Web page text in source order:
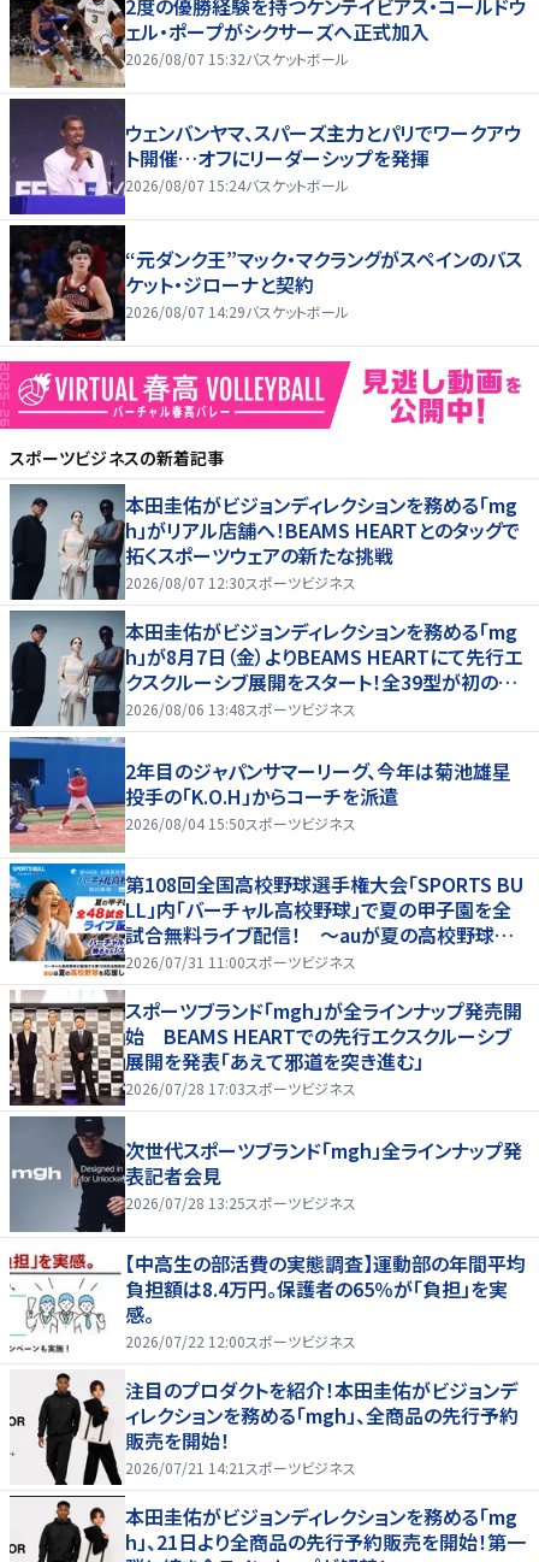
2度の優勝経験を持つケンテイビアス・コールドウ
ェル・ポープがシクサーズへ正式加入
2026/08/07 15:32バスケットボール
ウェンバンヤマ、スパーズ主力とパリでワークアウ
ト開催…オフにリーダーシップを発揮
2026/08/07 15:24バスケットボール
“元ダンク王”マック・マクラングがスペインのバス
ケット・ジローナと契約
2026/08/07 14:29バスケットボール
スポーツビジネスの新着記事
本田圭佑がビジョンディレクションを務める「mg
h」がリアル店舗へ！BEAMS HEARTとのタッグで
拓くスポーツウェアの新たな挑戦
2026/08/07 12:30スポーツビジネス
本田圭佑がビジョンディレクションを務める「mg
h」が8月7日（金）よりBEAMS HEARTにて先行エ
クスクルーシブ展開をスタート！全39型が初の実
店舗へ、新宿POP UPやトークショーも！
2026/08/06 13:48スポーツビジネス
2年目のジャパンサマーリーグ、今年は菊池雄星
投手の「K.O.H」からコーチを派遣
2026/08/04 15:50スポーツビジネス
第108回全国高校野球選手権大会「SPORTS BU
LL」内「バーチャル高校野球」で夏の甲子園を全
試合無料ライブ配信！ ～auが夏の高校野球を
応援！夏を盛り上げるライブ配信番組 「応援甲子
2026/07/31 11:00スポーツビジネス
スポーツブランド「mgh」が全ラインナップ発売開
始 BEAMS HEARTでの先行エクスクルーシブ
展開を発表「あえて邪道を突き進む」
2026/07/28 17:03スポーツビジネス
次世代スポーツブランド「mgh」全ラインナップ発
表記者会見
2026/07/28 13:25スポーツビジネス
【中高生の部活費の実態調査】運動部の年間平均
負担額は8.4万円。保護者の65％が「負担」を実
感。
2026/07/22 12:00スポーツビジネス
注目のプロダクトを紹介！本田圭佑がビジョンデ
ィレクションを務める「mgh」、全商品の先行予約
販売を開始！
2026/07/21 14:21 スポーツビジネス
本田圭佑がビジョンディレクションを務める「mg
h」、21日より全商品の先行予約販売を開始！第一